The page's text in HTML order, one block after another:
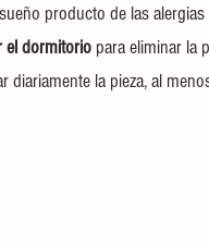
producto de las
el dormitorio para eliminar la
diariamente la pieza, al